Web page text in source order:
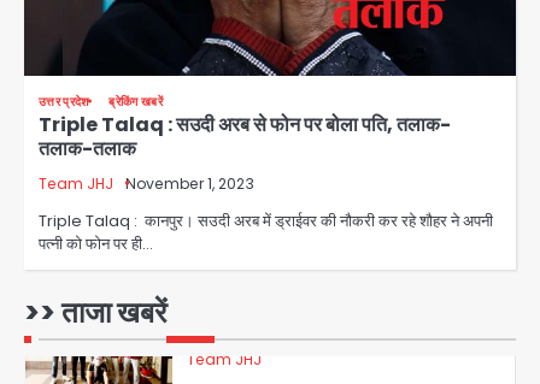
उत्तर प्रदेश ब्रेकिंग खबरें
Triple Talaq : सउदी अरब से फोन पर बोला पति, तलाक-
तलाक-तलाक
Team JHJ November 1, 2023
Triple Talaq : कानपुर। सउदी अरब में ड्राईवर की नौकरी कर रहे शौहर ने अपनी
पत्नी को फोन पर ही…
>> ताजा खबरें
के हत्थे
Team JHJ